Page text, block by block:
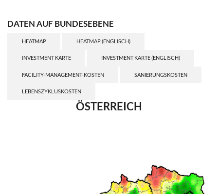
DATEN AUF BUNDESEBENE
HEATMAP HEATMAP (ENGLISCH)
INVESTMENT KARTE INVESTMENT KARTE (ENGLISCH)
FACILITY-MANAGEMENT-KOSTEN SANIERUNGSKOSTEN
LEBENSZYKLUSKOSTEN
ÖSTERREICH